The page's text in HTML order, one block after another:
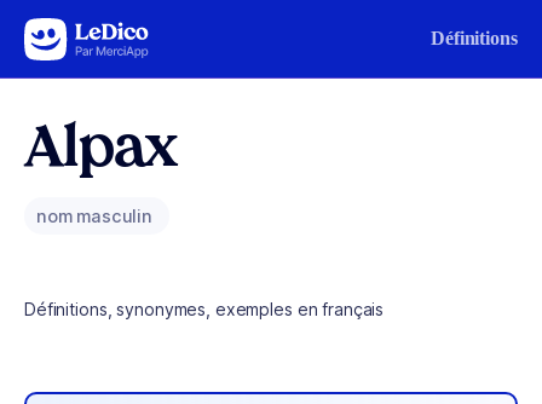
Aller au contenu Définitions
Alpax
nom masculin
Définitions, synonymes, exemples en français